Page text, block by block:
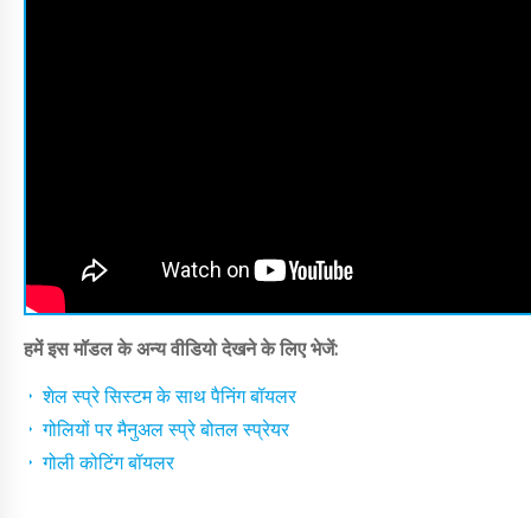
हमें इस मॉडल के अन्य वीडियो देखने के लिए भेजें:
शेल स्प्रे सिस्टम के साथ पैनिंग बॉयलर
गोलियों पर मैनुअल स्प्रे बोतल स्प्रेयर
गोली कोटिंग बॉयलर